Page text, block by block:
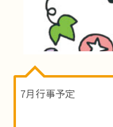
7月行事予定